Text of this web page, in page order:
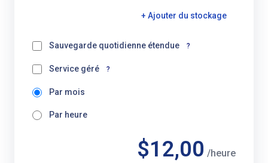
+ Ajouter du stockage
Sauvegarde quotidienne étendue ?
Service géré ?
Par mois
Par heure
$12,00 /heure